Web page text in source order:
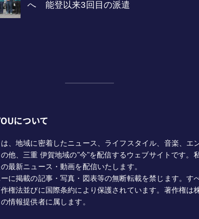
について
、地域に密着したニュース、ライフスタイル、音楽、エ
他、三重 伊賀地域の"今"を配信するウェブサイトです。
最新ニュース・動画を配信いたします。
に掲載の記事・写真・図表等の無断転載を禁じます。す
権法並びに国際条約により保護されています。著作権は
情報提供者に属します。